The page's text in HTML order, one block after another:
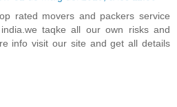
rated movers and packers service
taqke all our own risks and
info visit our site and get all details